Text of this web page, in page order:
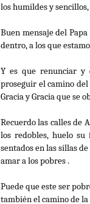
los humildes y
Buen mensaje del
dentro, a los que
Y es que renunciar y
proseguir el camino del
Gracia y Gracia que se
Recuerdo las calles de
los redobles, huelo
sentados en las sillas
amar a los pobres .
Puede que este ser
también el camino de